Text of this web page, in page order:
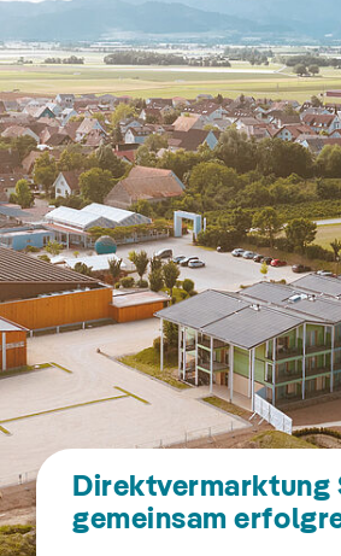
Direktvermarktung
gemeinsam